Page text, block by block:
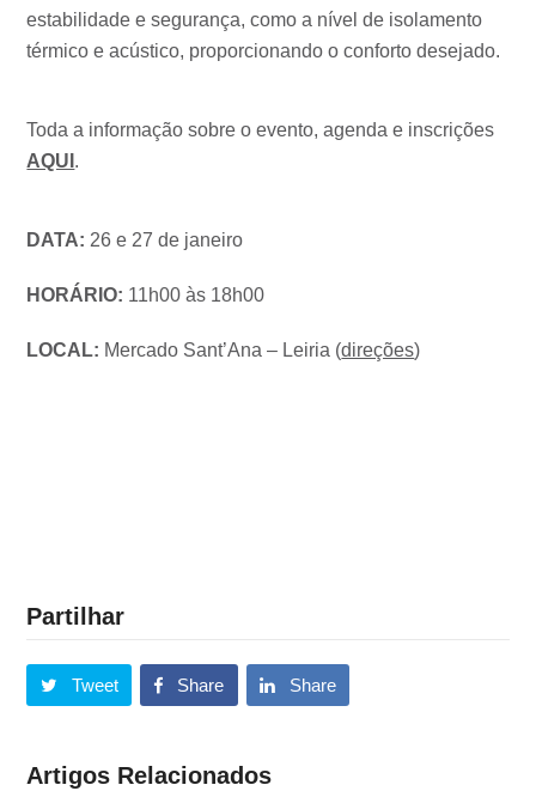
estabilidade e segurança, como a nível de isolamento
térmico e acústico, proporcionando o conforto desejado.
Toda a informação sobre o evento, agenda e inscrições
AQUI .
DATA: 26 e 27 de janeiro
HORÁRIO: 11h00 às 18h00
LOCAL: Mercado Sant’Ana – Leiria (direções)
Partilhar
Tweet Share Share
Artigos Relacionados